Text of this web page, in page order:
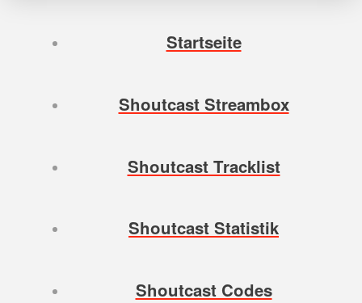
Startseite
Shoutcast Streambox
Shoutcast Tracklist
Shoutcast Statistik
Shoutcast Codes